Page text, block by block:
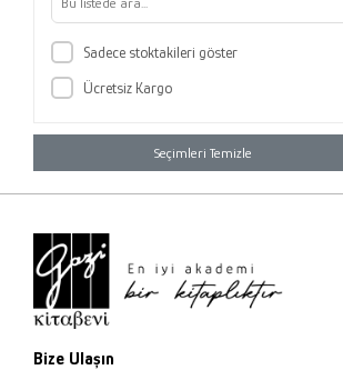
Sadece stoktakileri göster
Ücretsiz Kargo
Seçimleri Temizle
Bize Ulaşın